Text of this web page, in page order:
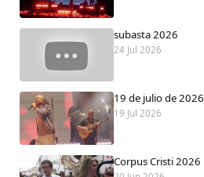
La palra
Modo oscuro
subasta 2026
24 Jul 2026
19 de julio de 2026
19 Jul 2026
Corpus Cristi 2026